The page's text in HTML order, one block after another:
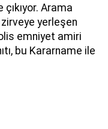
Arama
yerleşen
emniyet amiri
bu Kararname ile